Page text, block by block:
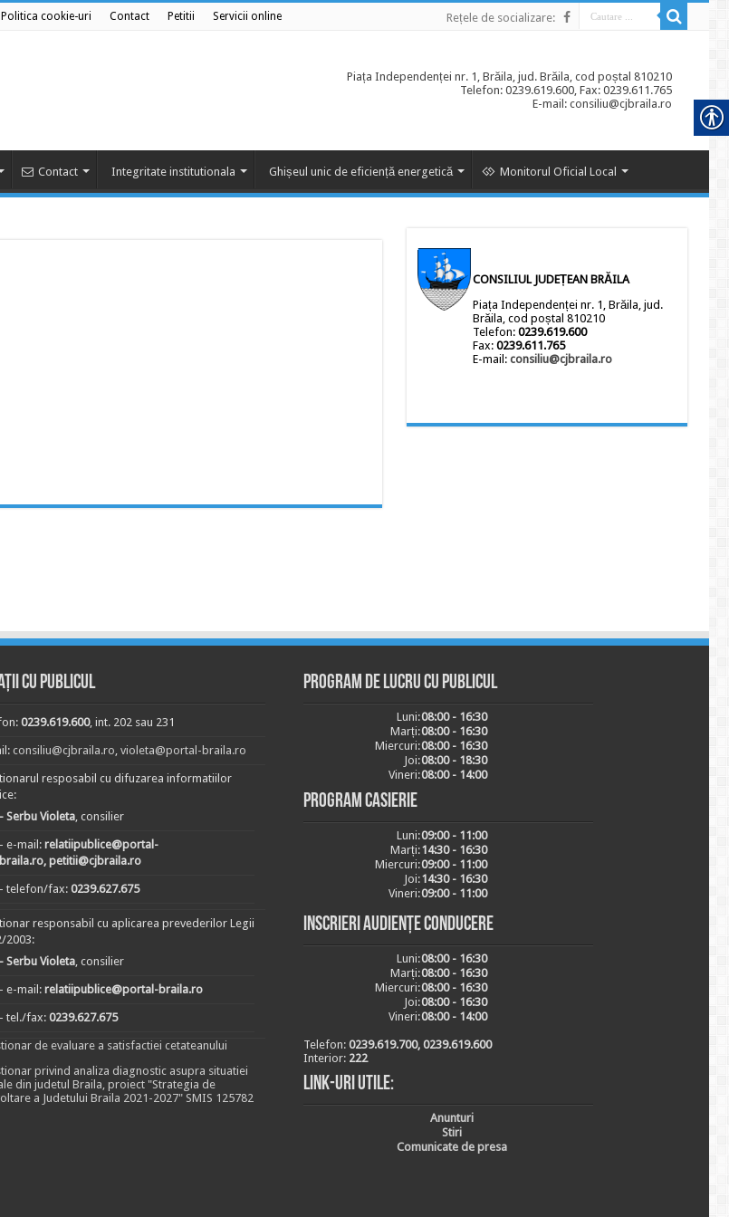
Politica cookie-uri Contact Petitii Servicii online Rețele de socializare:
Piața Independenței nr. 1, Brăila, jud. Brăila, cod poștal 810210
Telefon: 0239.619.600, Fax: 0239.611.765
E-mail: consiliu@cjbraila.ro
Contact Integritate institutionala Ghișeul unic de eficiență energetică Monitorul Oficial Local
CONSILIUL JUDEȚEAN BRĂILA
Piața Independenței nr. 1, Brăila, jud.
Brăila, cod poștal 810210
Telefon: 0239.619.600
Fax: 0239.611.765
E-mail: consiliu@cjbraila.ro
cu publicul
0239.619.600, int. 202 sau 231
consiliu@cjbraila.ro, violeta@portal-braila.ro
resposabil cu difuzarea informatiilor
- Serbu Violeta, consilier
- e-mail: relatiipublice@portal-
braila.ro, petitii@cjbraila.ro
- telefon/fax: 0239.627.675
responsabil cu aplicarea prevederilor Legii
2003:
- Serbu Violeta, consilier
- e-mail: relatiipublice@portal-braila.ro
- tel./fax: 0239.627.675
de evaluare a satisfactiei cetateanului
privind analiza diagnostic asupra situatiei
din judetul Braila, proiect "Strategia de
a Judetului Braila 2021-2027" SMIS 125782
Program de lucru cu publicul
Luni:08:00 - 16:30
Marți:08:00 - 16:30
Miercuri:08:00 - 16:30
Joi:08:00 - 18:30
Vineri:08:00 - 14:00
Program casierie
Luni:09:00 - 11:00
Marți:14:30 - 16:30
Miercuri:09:00 - 11:00
Joi:14:30 - 16:30
Vineri:09:00 - 11:00
Inscrieri audiențe conducere
Luni:08:00 - 16:30
Marți:08:00 - 16:30
Miercuri:08:00 - 16:30
Joi:08:00 - 16:30
Vineri:08:00 - 14:00
Telefon: 0239.619.700, 0239.619.600
Interior: 222
Link-uri utile:
Anunturi
Stiri
Comunicate de presa